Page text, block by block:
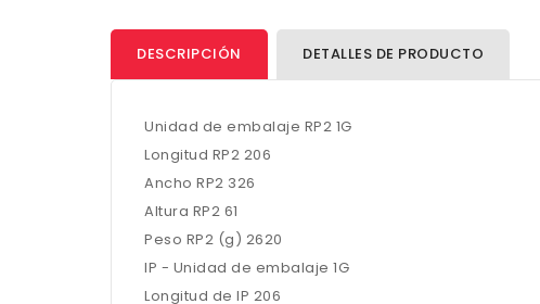
DESCRIPCIÓN DETALLES DE PRODUCTO
Unidad de embalaje RP2 1G
Longitud RP2 206
Ancho RP2 326
Altura RP2 61
Peso RP2 (g) 2620
IP - Unidad de embalaje 1G
Longitud de IP 206